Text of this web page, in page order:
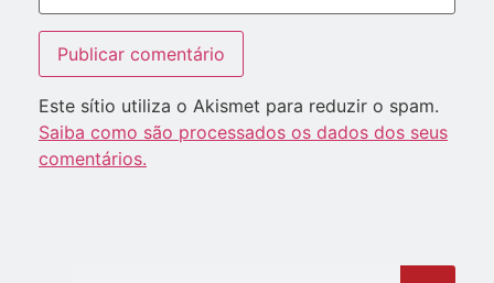
Este sítio utiliza o Akismet para reduzir o spam.
Saiba como são processados os dados dos seus
comentários.